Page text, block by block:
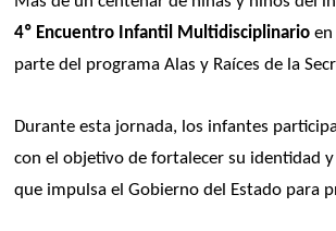
4º Encuentro Infantil Multidisciplinario en
parte del programa Alas y Raíces de la
Durante esta jornada, los infantes
con el objetivo de fortalecer su identidad
que impulsa el Gobierno del Estado para